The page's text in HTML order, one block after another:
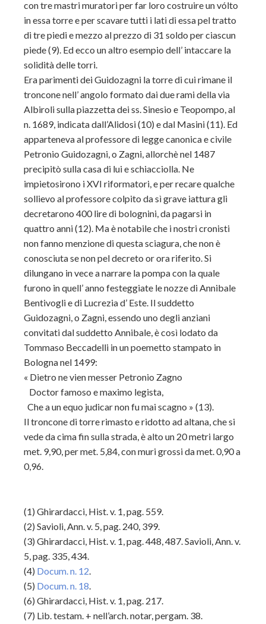
con tre mastri muratori per far loro costruire un vólto
in essa torre e per scavare tutti i lati di essa pel tratto
di tre piedi e mezzo al prezzo di 31 soldo per ciascun
piede (9). Ed ecco un altro esempio dell’ intaccare la
solidità delle torri.
Era parimenti dei Guidozagni la torre di cui rimane il
troncone nell’ angolo formato dai due rami della via
Albiroli sulla piazzetta dei ss. Sinesio e Teopompo, al
n. 1689, indicata dall’Alidosi (10) e dal Masini (11). Ed
apparteneva al professore di legge canonica e civile
Petronio Guidozagni, o Zagni, allorchè nel 1487
precipitò sulla casa di lui e schiacciolla. Ne
impietosirono i XVI riformatori, e per recare qualche
sollievo al professore colpito da sì grave iattura gli
decretarono 400 lire di bolognini, da pagarsi in
quattro anni (12). Ma è notabile che i nostri cronisti
non fanno menzione di questa sciagura, che non è
conosciuta se non pel decreto or ora riferito. Si
dilungano in vece a narrare la pompa con la quale
furono in quell’ anno festeggiate le nozze di Annibale
Bentivogli e di Lucrezia d’ Este. Il suddetto
Guidozagni, o Zagni, essendo uno degli anziani
convitati dal suddetto Annibale, è così lodato da
Tommaso Beccadelli in un poemetto stampato in
Bologna nel 1499:
« Dietro ne vien messer Petronio Zagno
Doctor famoso e maximo legista,
Che a un equo judicar non fu mai scagno » (13).
Il troncone di torre rimasto e ridotto ad altana, che si
vede da cima fin sulla strada, è alto un 20 metri largo
met. 9,90, per met. 5,84, con muri grossi da met. 0,90 a
0,96.
(1) Ghirardacci, Hist. v. 1, pag. 559.
(2) Savioli, Ann. v. 5, pag. 240, 399.
(3) Ghirardacci, Hist. v. 1, pag. 448, 487. Savioli, Ann. v.
5, pag. 335, 434.
(4) Docum. n. 12.
(5) Docum. n. 18.
(6) Ghirardacci, Hist. v. 1, pag. 217.
(7) Lib. testam. + nell’arch. notar, pergam. 38.